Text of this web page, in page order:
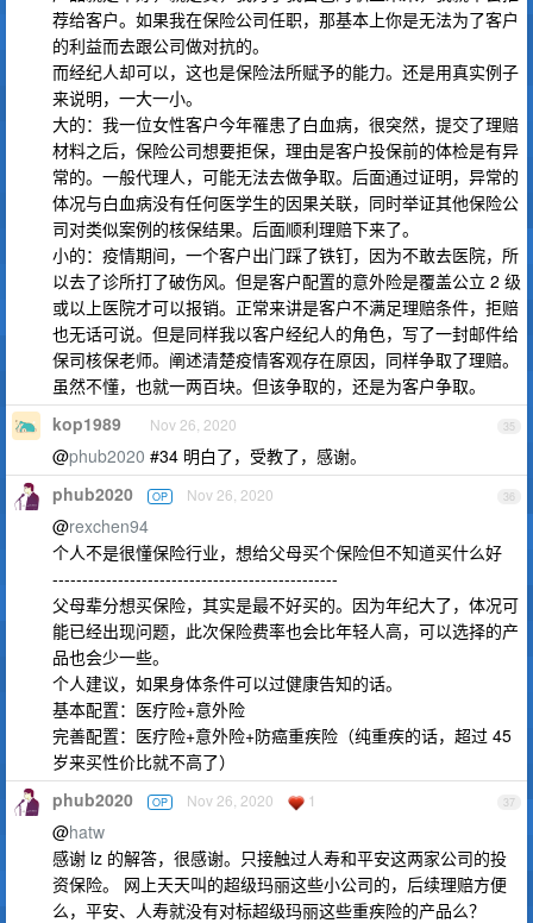
荐给客户。如果我在保险公司任职，那基本上你是无法为了客户
的利益而去跟公司做对抗的。
而经纪人却可以，这也是保险法所赋予的能力。还是用真实例子
来说明，一大一小。
大的：我一位女性客户今年罹患了白血病，很突然，提交了理赔
材料之后，保险公司想要拒保，理由是客户投保前的体检是有异
常的。一般代理人，可能无法去做争取。后面通过证明，异常的
体况与白血病没有任何医学生的因果关联，同时举证其他保险公
司对类似案例的核保结果。后面顺利理赔下来了。
小的：疫情期间，一个客户出门踩了铁钉，因为不敢去医院，所
以去了诊所打了破伤风。但是客户配置的意外险是覆盖公立 2 级
或以上医院才可以报销。正常来讲是客户不满足理赔条件，拒赔
也无话可说。但是同样我以客户经纪人的角色，写了一封邮件给
保司核保老师。阐述清楚疫情客观存在原因，同样争取了理赔。
虽然不懂，也就一两百块。但该争取的，还是为客户争取。
35
kop1989 Nov 26, 2020
@phub2020 #34 明白了，受教了，感谢。
36
phub2020 OP Nov 26, 2020
@rexchen94
个人不是很懂保险行业，想给父母买个保险但不知道买什么好
------------------------------------------------
父母辈分想买保险，其实是最不好买的。因为年纪大了，体况可
能已经出现问题，此次保险费率也会比年轻人高，可以选择的产
品也会少一些。
个人建议，如果身体条件可以过健康告知的话。
基本配置：医疗险+意外险
完善配置：医疗险+意外险+防癌重疾险（纯重疾的话，超过 45
岁来买性价比就不高了）
37
phub2020 OP Nov 26, 2020 1
@hatw
感谢 lz 的解答，很感谢。只接触过人寿和平安这两家公司的投
资保险。 网上天天叫的超级玛丽这些小公司的，后续理赔方便
么，平安、人寿就没有对标超级玛丽这些重疾险的产品么？